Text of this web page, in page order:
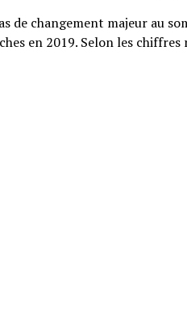
de changement majeur au
en 2019. Selon les